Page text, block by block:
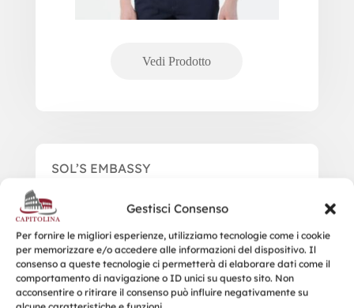
Gestisci Consenso
Per fornire le migliori esperienze, utilizziamo tecnologie come i cookie
per memorizzare e/o accedere alle informazioni del dispositivo. Il
consenso a queste tecnologie ci permetterà di elaborare dati come il
comportamento di navigazione o ID unici su questo sito. Non
acconsentire o ritirare il consenso può influire negativamente su
SOL’S EMBASSY